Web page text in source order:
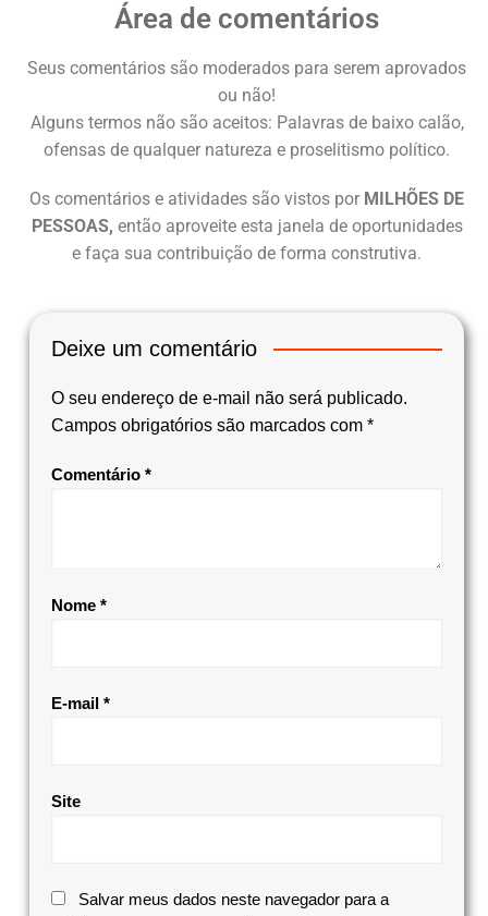
Área de comentários
Seus comentários são moderados para serem aprovados
ou não!
Alguns termos não são aceitos: Palavras de baixo calão,
ofensas de qualquer natureza e proselitismo político.
Os comentários e atividades são vistos por MILHÕES DE
PESSOAS, então aproveite esta janela de oportunidades
e faça sua contribuição de forma construtiva.
Deixe um comentário
O seu endereço de e-mail não será publicado.
Campos obrigatórios são marcados com *
Comentário *
Nome *
E-mail *
Site
Salvar meus dados neste navegador para a